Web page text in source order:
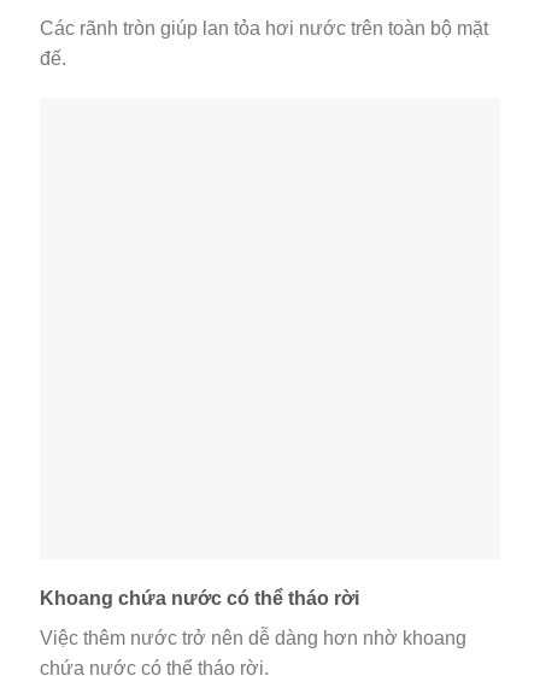
Các rãnh tròn giúp lan tỏa hơi nước trên toàn bộ mặt
đế.
Khoang chứa nước có thể tháo rời
Việc thêm nước trở nên dễ dàng hơn nhờ khoang
chứa nước có thể tháo rời.